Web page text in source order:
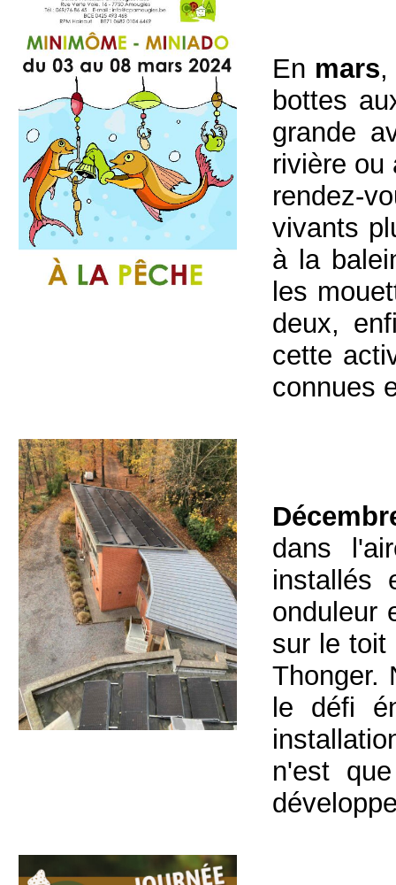
En mars,
bottes
grande
rivière ou
rendez-
vivants
à la
les
deux,
cette
connues
dans
installés
onduleur
sur le toit
Thonger.
le défi
n'est